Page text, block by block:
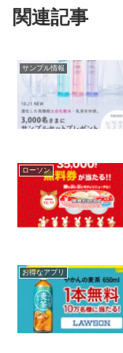
関連記事
サンプル情報
ローソン
お得なアプリ